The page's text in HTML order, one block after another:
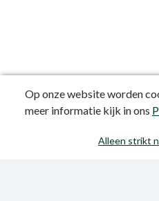
Op onze website worden
meer informatie kijk in ons
Alleen strikt